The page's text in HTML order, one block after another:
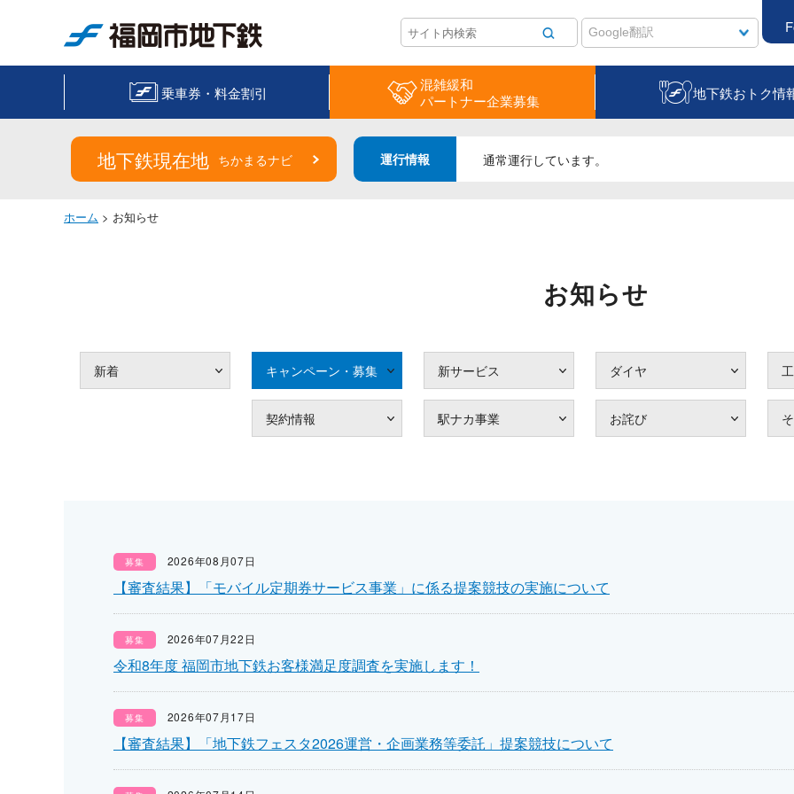
乗車券・料金割引
混雑緩和
パートナー企業募集
地下鉄おトク情
地下鉄現在地 ちかまるナビ 運行情報 通常運行しています。
ホーム > お知らせ
お知らせ
新着 キャンペーン・募集 新サービス ダイヤ
契約情報 駅ナカ事業 お詫び
募集 2026年08月07日
【審査結果】「モバイル定期券サービス事業」に係る提案競技の実施について
募集 2026年07月22日
令和8年度 福岡市地下鉄お客様満足度調査を実施します！
募集 2026年07月17日
【審査結果】「地下鉄フェスタ2026運営・企画業務等委託」提案競技について